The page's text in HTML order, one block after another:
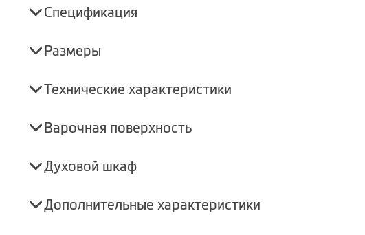
Спецификация
Размеры
Технические характеристики
Варочная поверхность
Духовой шкаф
Дополнительные характеристики